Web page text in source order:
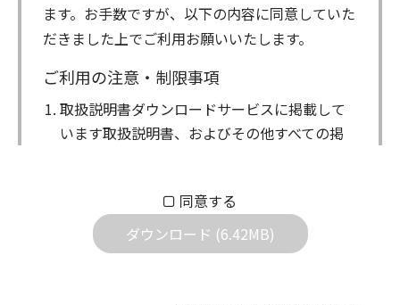
ます。お手数ですが、以下の内容に同意していた
だきました上でご利用お願いいたします。
ご利用の注意・制限事項
取扱説明書ダウンロードサービスに掲載して
います取扱説明書、およびその他すべての掲
属します。ダウンロードした取扱説明書は、
個人が本来の目的でご使用されることは可能
ですが、権利者の許諾を得ることなく、以下
同意する
ダウンロード (6.42MB)